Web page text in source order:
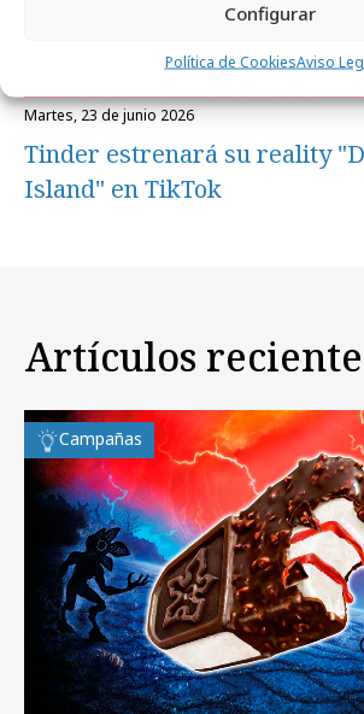
Configurar
Política de CookiesAviso
martes, 23 de junio 2026
Tinder estrenará su reality
Island" en TikTok
Artículos
Campañas